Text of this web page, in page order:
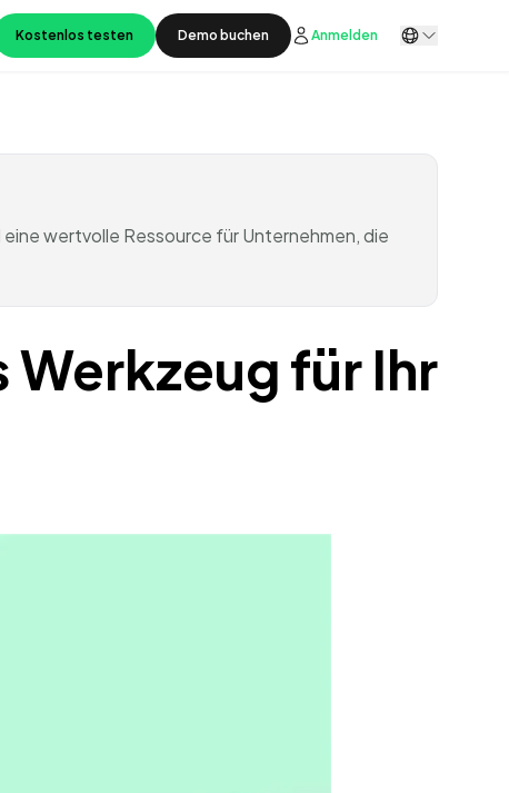
Kostenlos testen Demo buchen Anmelden
wertvolle Ressource für Unternehmen, die
für Ihr